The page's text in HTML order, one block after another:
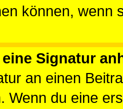
können, wenn
Signatur
an einen
Wenn du eine